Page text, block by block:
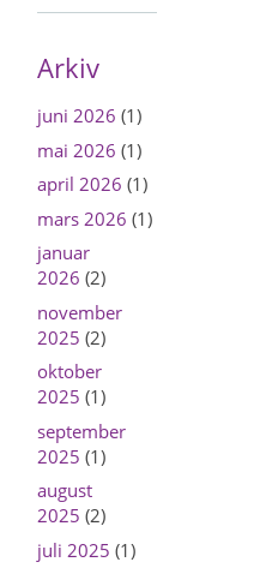
Arkiv
juni 2026 (1)
mai 2026 (1)
april 2026 (1)
mars 2026 (1)
januar
2026 (2)
november
2025 (2)
oktober
2025 (1)
september
2025 (1)
august
2025 (2)
juli 2025 (1)